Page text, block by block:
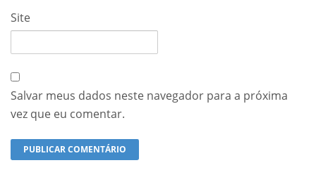
Site
Salvar meus dados neste navegador para a próxima
vez que eu comentar.